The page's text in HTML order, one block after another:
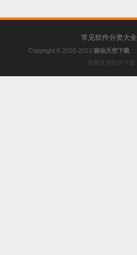
常见软件分类大全
Copyright © 2020-2023 驱动天空下载
电脑常用软件下载